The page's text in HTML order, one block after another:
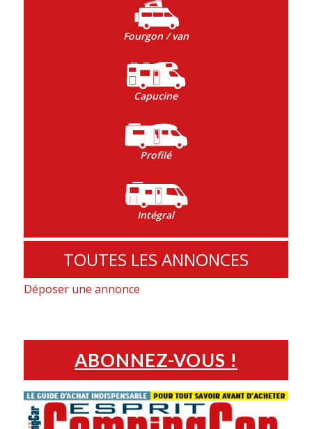
Fourgon / van
Capucine
Profilé
Intégral
TOUTES LES ANNONCES
Déposer une annonce
ABONNEZ-VOUS !